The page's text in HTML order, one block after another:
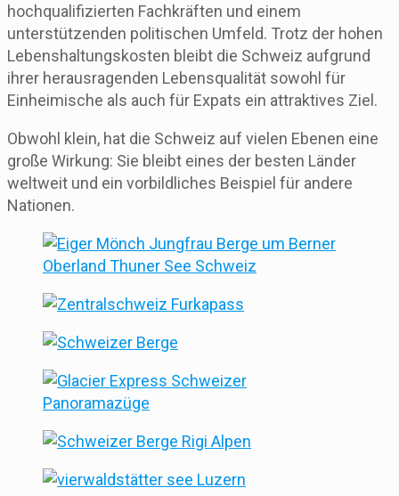
hochqualifizierten Fachkräften und einem
unterstützenden politischen Umfeld. Trotz der hohen
Lebenshaltungskosten bleibt die Schweiz aufgrund
ihrer herausragenden Lebensqualität sowohl für
Einheimische als auch für Expats ein attraktives Ziel.
Obwohl klein, hat die Schweiz auf vielen Ebenen eine
große Wirkung: Sie bleibt eines der besten Länder
weltweit und ein vorbildliches Beispiel für andere
Nationen.